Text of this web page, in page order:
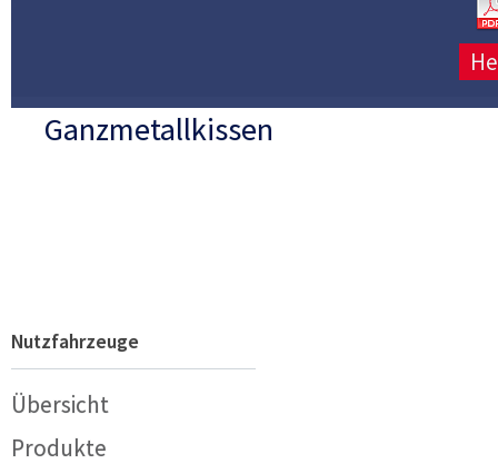
Ganzmetallkissen
Nutzfahrzeuge
Übersicht
Produkte